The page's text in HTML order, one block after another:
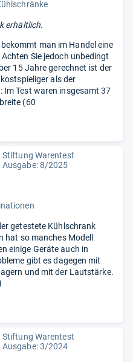
erhältlich.
man im Handel eine
Sie jedoch unbedingt
15 Jahre gerechnet ist der
als der
Test waren insgesamt 37
(60
Stiftung Warentest
Ausgabe: 8/2025
getestete Kühlschrank
hat so manches Modell
einige Geräte auch in
gibt es dagegen mit
und mit der Lautstärke.
Stiftung Warentest
Ausgabe: 3/2024